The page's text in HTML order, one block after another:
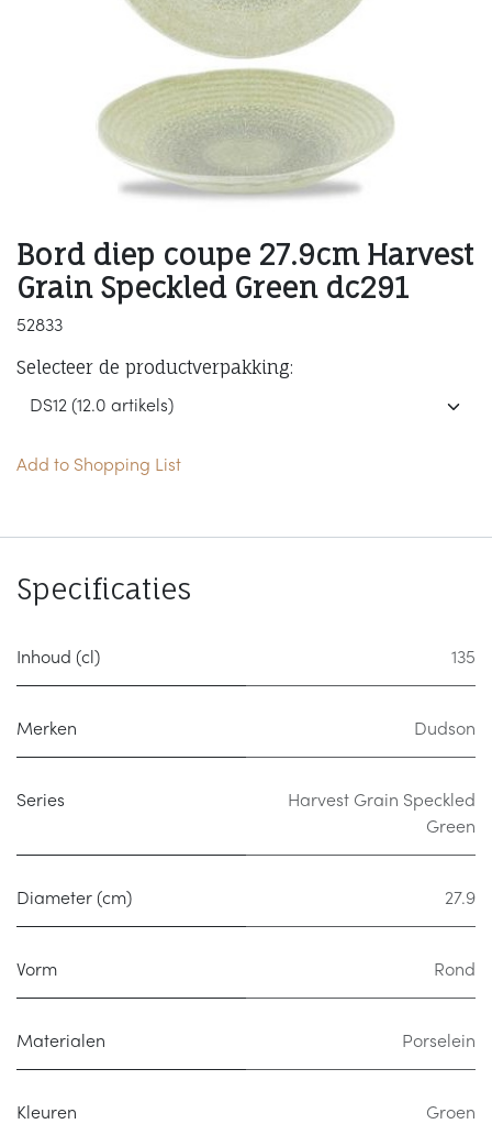
Bord diep coupe 27.9cm Harvest
Grain Speckled Green dc291
52833
Selecteer de productverpakking:
Add to Shopping List
Specificaties
Inhoud (cl) 135
Merken Dudson
Series
Harvest Grain Speckled
Green
Diameter (cm) 27.9
Vorm Rond
Materialen Porselein
Kleuren Groen